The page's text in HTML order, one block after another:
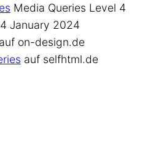
Media Queries Level 4
January 2024
auf on-design.de
auf selfhtml.de